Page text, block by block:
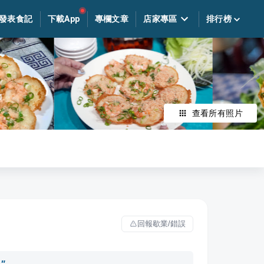
表食記 下載App 專欄文章 店家專區 排行榜
查看所有照片
回報歇業/錯誤